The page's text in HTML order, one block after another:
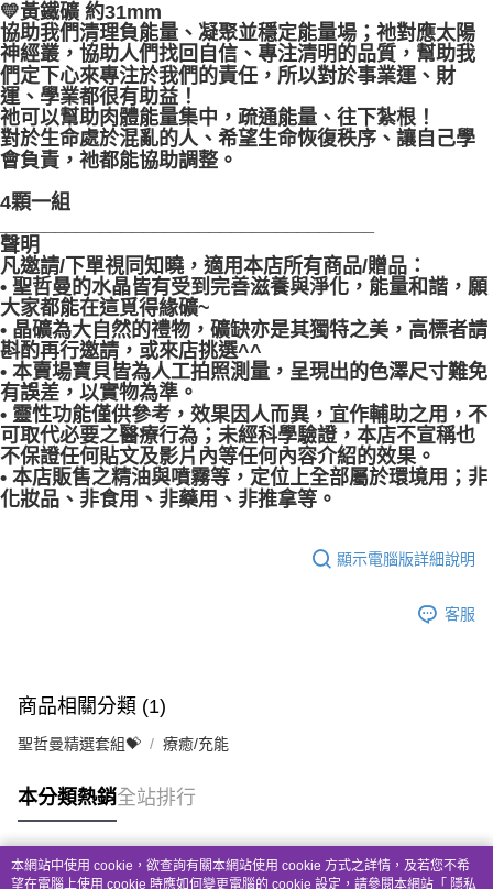
💛黃鐵礦 約31mm
協助我們清理負能量、凝聚並穩定能量場；祂對應太陽
神經叢，協助人們找回自信、專注清明的品質，幫助我
們定下心來專注於我們的責任，所以對於事業運、財
運、學業都很有助益！
祂可以幫助肉體能量集中，疏通能量、往下紮根！
對於生命處於混亂的人、希望生命恢復秩序、讓自己學
會負責，祂都能協助調整。
4顆一組
聲明
凡邀請/下單視同知曉，適用本店所有商品/贈品：
• 聖哲曼的水晶皆有受到完善滋養與淨化，能量和諧，願
大家都能在這覓得緣礦~
• 晶礦為大自然的禮物，礦缺亦是其獨特之美，高標者請
斟酌再行邀請，或來店挑選^^
• 本賣場寶貝皆為人工拍照測量，呈現出的色澤尺寸難免
有誤差，以實物為準。
• 靈性功能僅供參考，效果因人而異，宜作輔助之用，不
可取代必要之醫療行為；未經科學驗證，本店不宣稱也
不保證任何貼文及影片內等任何內容介紹的效果。
• 本店販售之精油與噴霧等，定位上全部屬於環境用；非
化妝品、非食用、非藥用、非推拿等。
顯示電腦版詳細說明
客服
商品相關分類 (1)
聖哲曼精選套組💝 療癒/充能
本分類熱銷全站排行
熱門標籤
本網站中使用 cookie，欲查詢有關本網站使用 cookie 方式之詳情，及若您不希
望在電腦上使用 cookie 時應如何變更電腦的 cookie 設定，請參閱本網站「 隱私